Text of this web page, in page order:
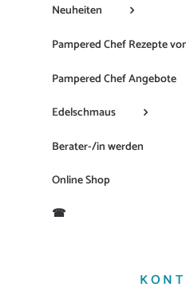
Neuheiten
Pampered Chef Rezepte
Pampered Chef Angebote
Edelschmaus
Berater-/in werden
Online Shop
☎